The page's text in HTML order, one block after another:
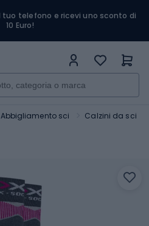
tuo telefono e ricevi uno sconto di
10 Euro!
Abbigliamento sci Calzini da sci